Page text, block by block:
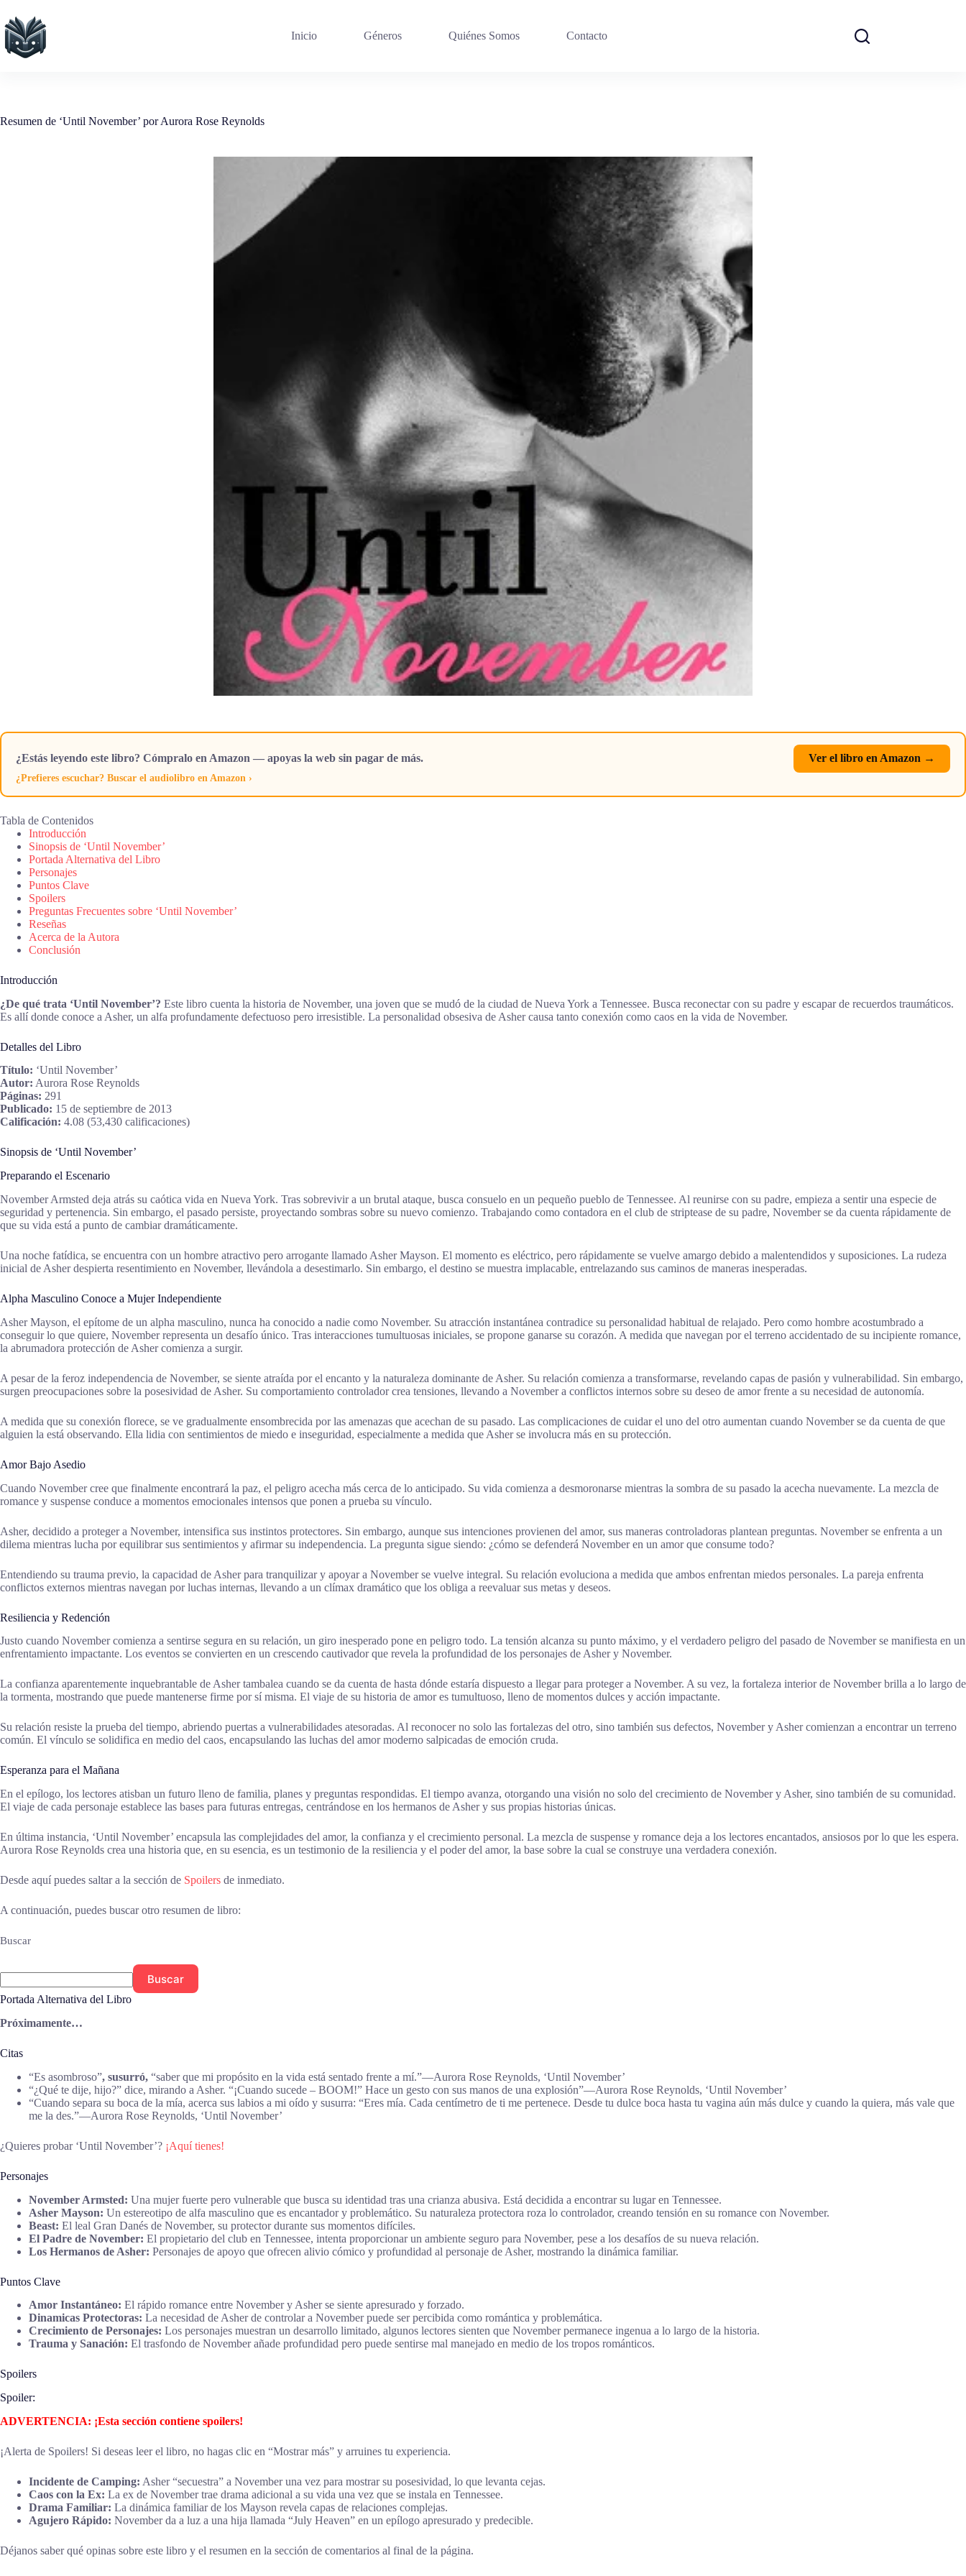
contenido
Inicio Géneros Quiénes Somos Contacto
Resumen de ‘Until November’ por Aurora Rose Reynolds
¿Estás leyendo este libro? Cómpralo en Amazon — apoyas la web sin pagar de más. Ver el libro en Amazon →
¿Prefieres escuchar? Buscar el audiolibro en Amazon ›
Tabla de Contenidos
Introducción
Sinopsis de ‘Until November’
Portada Alternativa del Libro
Personajes
Puntos Clave
Spoilers
Preguntas Frecuentes sobre ‘Until November’
Reseñas
Acerca de la Autora
Conclusión
Introducción
¿De qué trata ‘Until November’? Este libro cuenta la historia de November, una joven que se mudó de la ciudad de Nueva York a Tennessee. Busca reconectar con su padre y escapar de recuerdos traumáticos.
Es allí donde conoce a Asher, un alfa profundamente defectuoso pero irresistible. La personalidad obsesiva de Asher causa tanto conexión como caos en la vida de November.
Detalles del Libro
Título: ‘Until November’
Autor: Aurora Rose Reynolds
Páginas: 291
Publicado: 15 de septiembre de 2013
Calificación: 4.08 (53,430 calificaciones)
Sinopsis de ‘Until November’
Preparando el Escenario
November Armsted deja atrás su caótica vida en Nueva York. Tras sobrevivir a un brutal ataque, busca consuelo en un pequeño pueblo de Tennessee. Al reunirse con su padre, empieza a sentir una especie de
seguridad y pertenencia. Sin embargo, el pasado persiste, proyectando sombras sobre su nuevo comienzo. Trabajando como contadora en el club de striptease de su padre, November se da cuenta rápidamente de
que su vida está a punto de cambiar dramáticamente.
Una noche fatídica, se encuentra con un hombre atractivo pero arrogante llamado Asher Mayson. El momento es eléctrico, pero rápidamente se vuelve amargo debido a malentendidos y suposiciones. La rudeza
inicial de Asher despierta resentimiento en November, llevándola a desestimarlo. Sin embargo, el destino se muestra implacable, entrelazando sus caminos de maneras inesperadas.
Alpha Masculino Conoce a Mujer Independiente
Asher Mayson, el epítome de un alpha masculino, nunca ha conocido a nadie como November. Su atracción instantánea contradice su personalidad habitual de relajado. Pero como hombre acostumbrado a
conseguir lo que quiere, November representa un desafío único. Tras interacciones tumultuosas iniciales, se propone ganarse su corazón. A medida que navegan por el terreno accidentado de su incipiente romance,
la abrumadora protección de Asher comienza a surgir.
A pesar de la feroz independencia de November, se siente atraída por el encanto y la naturaleza dominante de Asher. Su relación comienza a transformarse, revelando capas de pasión y vulnerabilidad. Sin embargo,
surgen preocupaciones sobre la posesividad de Asher. Su comportamiento controlador crea tensiones, llevando a November a conflictos internos sobre su deseo de amor frente a su necesidad de autonomía.
A medida que su conexión florece, se ve gradualmente ensombrecida por las amenazas que acechan de su pasado. Las complicaciones de cuidar el uno del otro aumentan cuando November se da cuenta de que
alguien la está observando. Ella lidia con sentimientos de miedo e inseguridad, especialmente a medida que Asher se involucra más en su protección.
Amor Bajo Asedio
Cuando November cree que finalmente encontrará la paz, el peligro acecha más cerca de lo anticipado. Su vida comienza a desmoronarse mientras la sombra de su pasado la acecha nuevamente. La mezcla de
romance y suspense conduce a momentos emocionales intensos que ponen a prueba su vínculo.
Asher, decidido a proteger a November, intensifica sus instintos protectores. Sin embargo, aunque sus intenciones provienen del amor, sus maneras controladoras plantean preguntas. November se enfrenta a un
dilema mientras lucha por equilibrar sus sentimientos y afirmar su independencia. La pregunta sigue siendo: ¿cómo se defenderá November en un amor que consume todo?
Entendiendo su trauma previo, la capacidad de Asher para tranquilizar y apoyar a November se vuelve integral. Su relación evoluciona a medida que ambos enfrentan miedos personales. La pareja enfrenta
conflictos externos mientras navegan por luchas internas, llevando a un clímax dramático que los obliga a reevaluar sus metas y deseos.
Resiliencia y Redención
Justo cuando November comienza a sentirse segura en su relación, un giro inesperado pone en peligro todo. La tensión alcanza su punto máximo, y el verdadero peligro del pasado de November se manifiesta en un
enfrentamiento impactante. Los eventos se convierten en un crescendo cautivador que revela la profundidad de los personajes de Asher y November.
La confianza aparentemente inquebrantable de Asher tambalea cuando se da cuenta de hasta dónde estaría dispuesto a llegar para proteger a November. A su vez, la fortaleza interior de November brilla a lo largo de
la tormenta, mostrando que puede mantenerse firme por sí misma. El viaje de su historia de amor es tumultuoso, lleno de momentos dulces y acción impactante.
Su relación resiste la prueba del tiempo, abriendo puertas a vulnerabilidades atesoradas. Al reconocer no solo las fortalezas del otro, sino también sus defectos, November y Asher comienzan a encontrar un terreno
común. El vínculo se solidifica en medio del caos, encapsulando las luchas del amor moderno salpicadas de emoción cruda.
Esperanza para el Mañana
En el epílogo, los lectores atisban un futuro lleno de familia, planes y preguntas respondidas. El tiempo avanza, otorgando una visión no solo del crecimiento de November y Asher, sino también de su comunidad.
El viaje de cada personaje establece las bases para futuras entregas, centrándose en los hermanos de Asher y sus propias historias únicas.
En última instancia, ‘Until November’ encapsula las complejidades del amor, la confianza y el crecimiento personal. La mezcla de suspense y romance deja a los lectores encantados, ansiosos por lo que les espera.
Aurora Rose Reynolds crea una historia que, en su esencia, es un testimonio de la resiliencia y el poder del amor, la base sobre la cual se construye una verdadera conexión.
Desde aquí puedes saltar a la sección de Spoilers de inmediato.
A continuación, puedes buscar otro resumen de libro:
Buscar
Buscar
Portada Alternativa del Libro
Próximamente…
Citas
“Es asombroso”, susurró, “saber que mi propósito en la vida está sentado frente a mí.”―Aurora Rose Reynolds, ‘Until November’
“¿Qué te dije, hijo?” dice, mirando a Asher. “¡Cuando sucede – BOOM!” Hace un gesto con sus manos de una explosión”―Aurora Rose Reynolds, ‘Until November’
“Cuando separa su boca de la mía, acerca sus labios a mi oído y susurra: “Eres mía. Cada centímetro de ti me pertenece. Desde tu dulce boca hasta tu vagina aún más dulce y cuando la quiera, más vale que
me la des.”―Aurora Rose Reynolds, ‘Until November’
¿Quieres probar ‘Until November’? ¡Aquí tienes!
Personajes
November Armsted: Una mujer fuerte pero vulnerable que busca su identidad tras una crianza abusiva. Está decidida a encontrar su lugar en Tennessee.
Asher Mayson: Un estereotipo de alfa masculino que es encantador y problemático. Su naturaleza protectora roza lo controlador, creando tensión en su romance con November.
Beast: El leal Gran Danés de November, su protector durante sus momentos difíciles.
El Padre de November: El propietario del club en Tennessee, intenta proporcionar un ambiente seguro para November, pese a los desafíos de su nueva relación.
Los Hermanos de Asher: Personajes de apoyo que ofrecen alivio cómico y profundidad al personaje de Asher, mostrando la dinámica familiar.
Puntos Clave
Amor Instantáneo: El rápido romance entre November y Asher se siente apresurado y forzado.
Dinamicas Protectoras: La necesidad de Asher de controlar a November puede ser percibida como romántica y problemática.
Crecimiento de Personajes: Los personajes muestran un desarrollo limitado, algunos lectores sienten que November permanece ingenua a lo largo de la historia.
Trauma y Sanación: El trasfondo de November añade profundidad pero puede sentirse mal manejado en medio de los tropos románticos.
Spoilers
Spoiler:
ADVERTENCIA: ¡Esta sección contiene spoilers!
¡Alerta de Spoilers! Si deseas leer el libro, no hagas clic en “Mostrar más” y arruines tu experiencia.
Incidente de Camping: Asher “secuestra” a November una vez para mostrar su posesividad, lo que levanta cejas.
Caos con la Ex: La ex de November trae drama adicional a su vida una vez que se instala en Tennessee.
Drama Familiar: La dinámica familiar de los Mayson revela capas de relaciones complejas.
Agujero Rápido: November da a luz a una hija llamada “July Heaven” en un epílogo apresurado y predecible.
Déjanos saber qué opinas sobre este libro y el resumen en la sección de comentarios al final de la página.